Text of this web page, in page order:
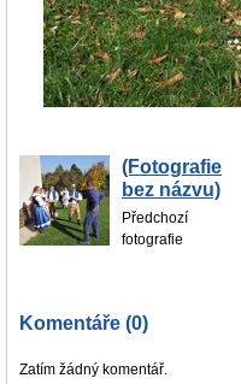
(Fotografie
bez názvu)
Předchozí
fotografie
Komentáře (0)
Zatím žádný komentář.